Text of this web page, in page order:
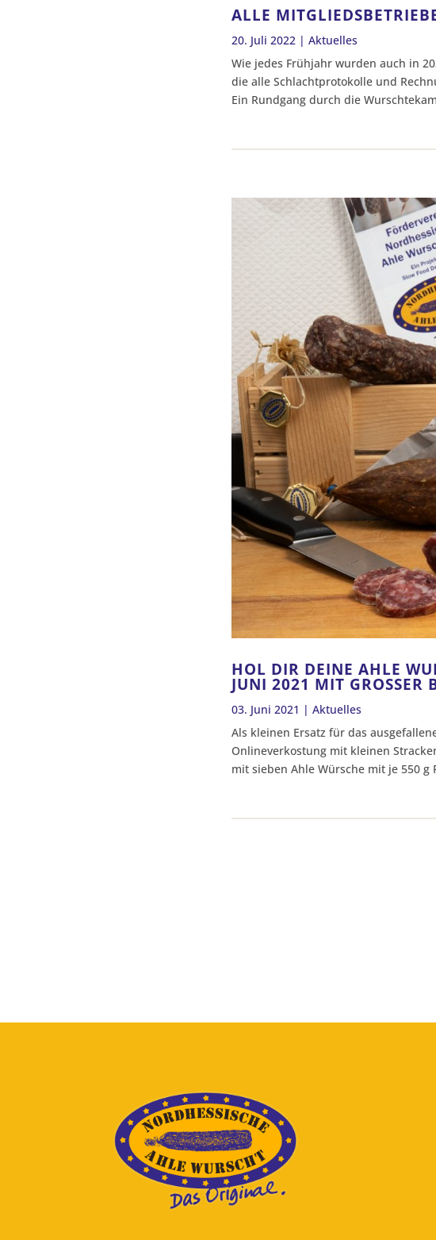
ALLE
20. Juli 2022 | Aktuelles
Wie jedes Frühjahr wurden auch in
die alle Schlachtprotokolle und
Ein Rundgang durch die
HOL DIR DEINE AHLE
JUNI 2021 MIT GROSSER
03. Juni 2021 | Aktuelles
Als kleinen Ersatz für das
Onlineverkostung mit kleinen
mit sieben Ahle Würsche mit je 550 g